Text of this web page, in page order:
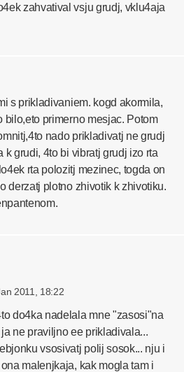
zahvatival vsju grudj, vklu4aja
s prikladivaniem. kogd akormila,
bilo,eto primerno mesjac. Potom
nado prikladivatj ne grudj
k grudi, 4to bi vibratj grudj izo rta
rta polozitj mezinec, togda on
derzatj plotno zhivotik k zhivotiku.
2011, 18:22
do4ka nadelala mne "zasosi"na
ne praviljno ee prikladivala...
vsosivatj polij sosok... nju i
malenjkaja, kak mogla tam i